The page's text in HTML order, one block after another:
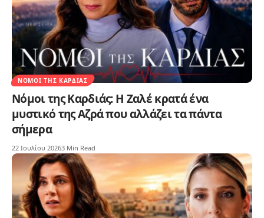
ΝΌΜΟΙ ΤΗΣ ΚΑΡΔΙΆΣ
Νόμοι της Καρδιάς: Η Ζαλέ κρατά ένα
μυστικό της Αζρά που αλλάζει τα πάντα
σήμερα
22 Ιουλίου 20263 Min Read